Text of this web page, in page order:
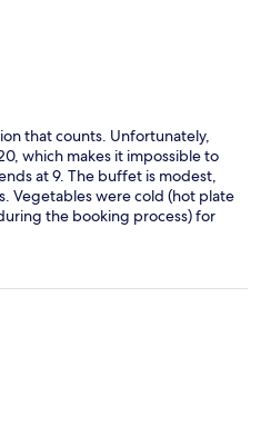
that counts. Unfortunately,
which makes it impossible to
at 9. The buffet is modest,
Vegetables were cold (hot plate
the booking process) for
ignored. It became dangerous
generator defective, lifts
the room - yes exactly - without
and quiet with a perfect view to
Panorama Suite.